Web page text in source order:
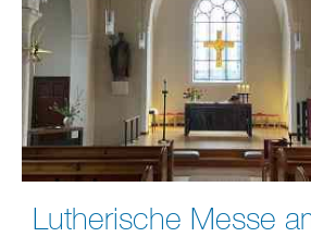
Lutherische Messe